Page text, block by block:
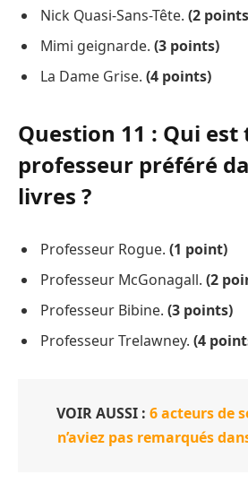
Nick Quasi-Sans-Tête. (2
Mimi geignarde. (3 points)
La Dame Grise. (4 points)
Question 11 : Qui est
professeur préféré
livres ?
Professeur Rogue. (1 point)
Professeur McGonagall. (2
Professeur Bibine. (3 points)
Professeur Trelawney. (4
VOIR AUSSI : 6 acteurs de
n’aviez pas remarqués